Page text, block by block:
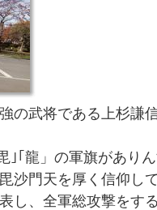
の武将である上杉謙
｣｢龍」の軍旗があり
沙門天を厚く信仰し
し、全軍総攻撃をす